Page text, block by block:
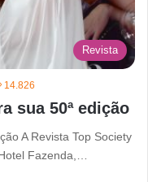
Revista
14.826
sua 50ª edição
A Revista Top Society
Fazenda,…